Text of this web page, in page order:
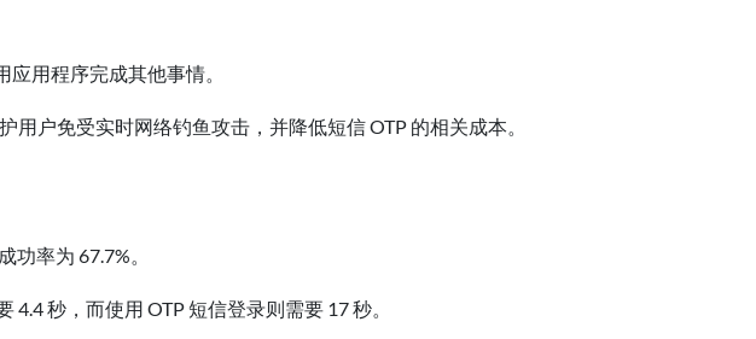
用程序完成其他事情。
户免受实时网络钓鱼攻击，并降低短信 OTP 的相关成本。
率为 67.7%。
秒，而使用 OTP 短信登录则需要 17 秒。